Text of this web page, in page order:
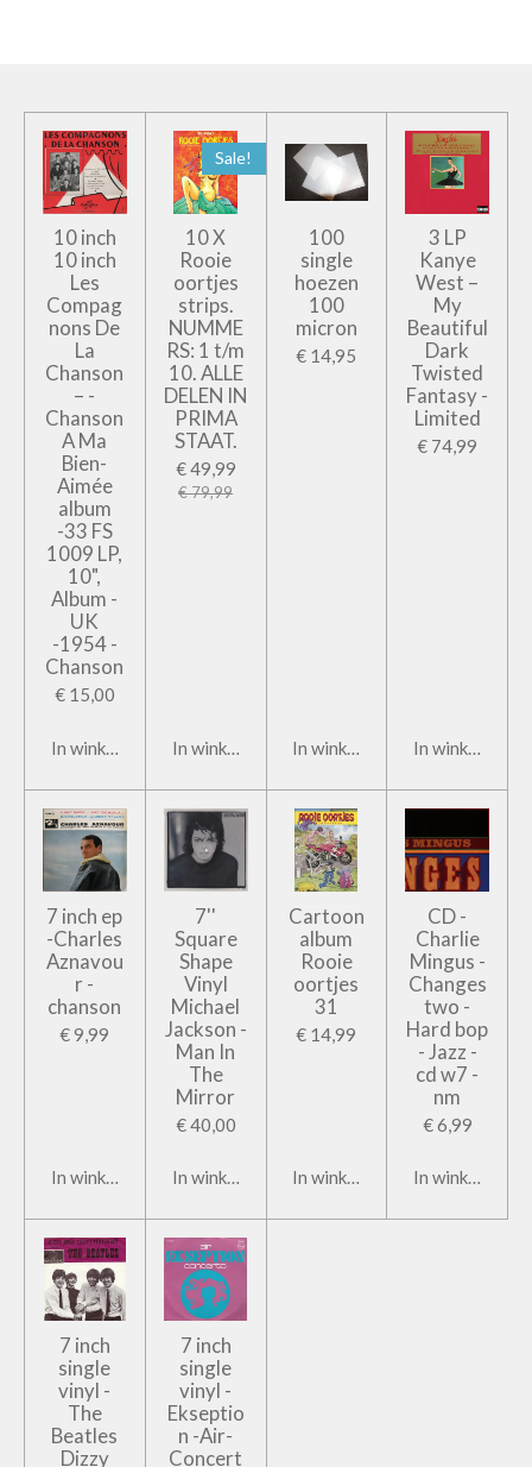
10 inch
10 inch
Les
Compag
nons De
La
Chanson
– -
Chanson
A Ma
Bien-
Aimée
album
-33 FS
1009 LP,
10",
Album -
UK
-1954 -
Chanson
€ 15,00
In winkelwagen
Sale!
10 X
Rooie
oortjes
strips.
NUMME
RS: 1 t/m
10. ALLE
DELEN IN
PRIMA
STAAT.
€ 49,99
€ 79,99
In winkelwagen
100
single
hoezen
100
micron
€ 14,95
In winkelwagen
3 LP
Kanye
West –
My
Beautiful
Dark
Twisted
Fantasy -
Limited
€ 74,99
In
7 inch ep
-Charles
Aznavou
r -
chanson
€ 9,99
In winkelwagen
7''
Square
Shape
Vinyl
Michael
Jackson -
Man In
The
Mirror
€ 40,00
In winkelwagen
Cartoon
album
Rooie
oortjes
31
€ 14,99
In winkelwagen
CD -
Charlie
Mingus -
Changes
two -
Hard bop
- Jazz -
cd w7 -
nm
€ 6,99
In
7 inch
single
vinyl -
The
Beatles
Dizzy
7 inch
single
vinyl -
Ekseptio
n -Air-
Concert